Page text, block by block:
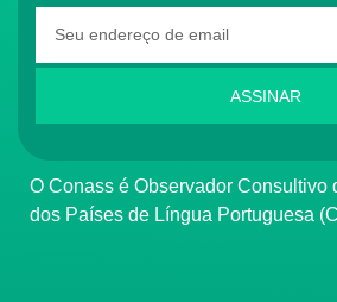
ASSINAR
O Conass é Observador Consultivo
dos Países de Língua Portuguesa